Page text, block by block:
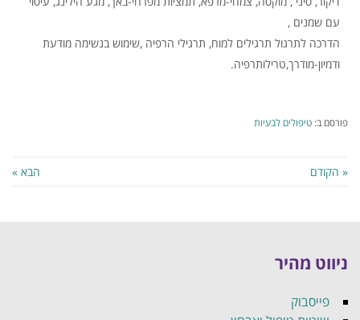
עם שמנים ,
הדרכה לתרגול תרגילים למוח, תרגילי הרפיה ,שימוש בנשימה מודעת
ודמיון-מודרך,טרילותרפיה.
פורסם ב: טיפולים לבעיות
« הקודם הבא »
ניווט מהיר
פייסבוק